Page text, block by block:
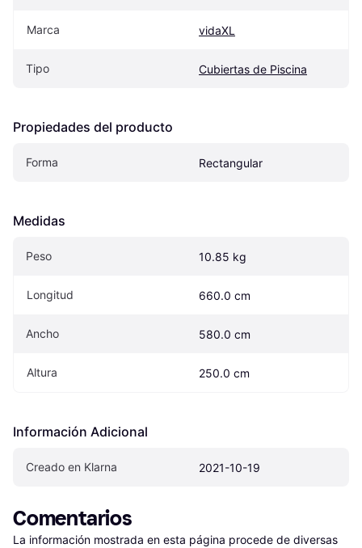
Marca vidaXL
Tipo Cubiertas de Piscina
Propiedades del producto
Forma Rectangular
Medidas
Peso 10.85 kg
Longitud 660.0 cm
Ancho 580.0 cm
Altura 250.0 cm
Información Adicional
Creado en Klarna 2021-10-19
Comentarios
La información mostrada en esta página procede de diversas